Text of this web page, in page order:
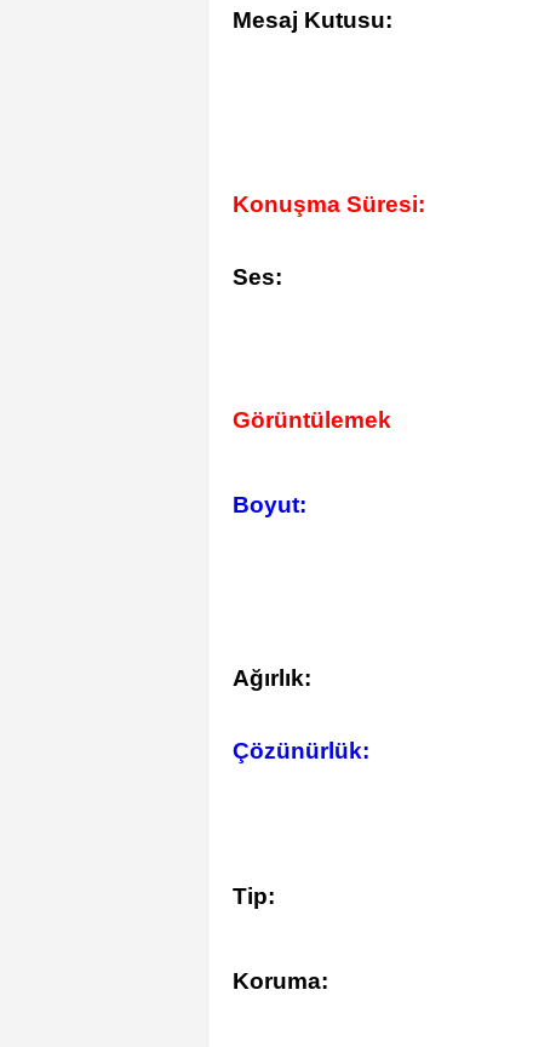
Mesaj Kutusu:
Konuşma Süresi:
Ses:
Görüntülemek
Boyut:
Ağırlık:
Çözünürlük:
Tip:
Koruma: